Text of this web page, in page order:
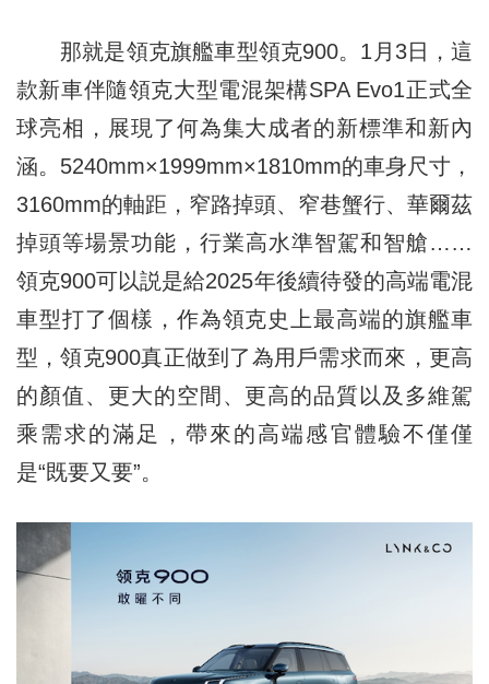
那就是領克旗艦車型領克900。1月3日，這
款新車伴隨領克大型電混架構SPA Evo1正式全
球亮相，展現了何為集大成者的新標準和新內
涵。5240mm×1999mm×1810mm的車身尺寸，
3160mm的軸距，窄路掉頭、窄巷蟹行、華爾茲
掉頭等場景功能，行業高水準智駕和智艙……
領克900可以説是給2025年後續待發的高端電混
車型打了個樣，作為領克史上最高端的旗艦車
型，領克900真正做到了為用戶需求而來，更高
的顏值、更大的空間、更高的品質以及多維駕
乘需求的滿足，帶來的高端感官體驗不僅僅
是“既要又要”。